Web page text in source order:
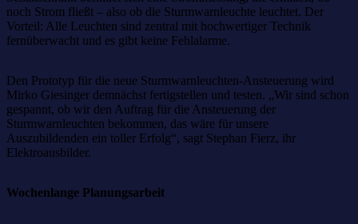
noch Strom fließt – also ob die Sturmwarnleuchte leuchtet. Der
Vorteil: Alle Leuchten sind zentral mit hochwertiger Technik
fernüberwacht und es gibt keine Fehlalarme.
Den Prototyp für die neue Sturmwarnleuchten-Ansteuerung wird
Mirko Giesinger demnächst fertigstellen und testen. „Wir sind schon
gespannt, ob wir den Auftrag für die Ansteuerung der
Sturmwarnleuchten bekommen, das wäre für unsere
Auszubildenden ein toller Erfolg“, sagt Stephan Fierz, ihr
Elektroausbilder.
Wochenlange Planungsarbeit